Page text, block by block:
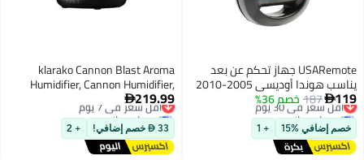
USARemote جهاز تحكم عن بعد
يناسب هوندا أوديسي 2005-2010
187خصم 36%
في 30 يوم
مجاني
في 30 يوم
%15
+ 1
klarako Cannon Blast Aroma
Humidifier, Cannon Humidifier,
Cannon Blast Humidifier, The
Cannon Humidifier, Cannon Blast
Turret Humidifier Silent Diffuser,
for Home, Badroom, Office (Black)

أقل سعر في 7 يوم
توصيل مجاني
أقل سعر في 7 يوم + 2